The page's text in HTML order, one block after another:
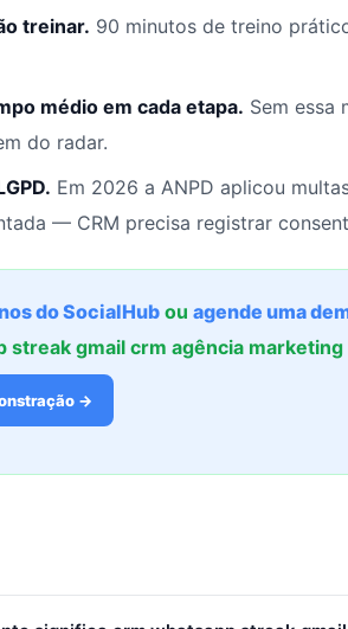
treinar. 90 minutos de treino
médio em cada etapa. Sem essa
do radar.
Em 2026 a ANPD aplicou
— CRM precisa registrar
do SocialHub ou agende uma
streak gmail crm agência marketing
→